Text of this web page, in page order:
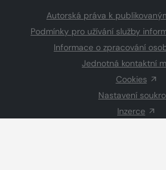
Autorská práva k
Podmínky pro užívání služby
Informace o zpracování
Jednotná kontaktní
Cookies
Nastavení
Inzerce